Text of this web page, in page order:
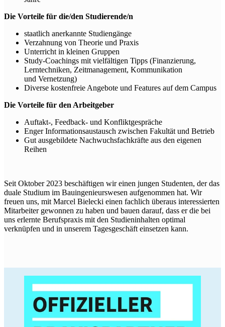
Die Vorteile für die/den Studierende/n
staatlich anerkannte Studiengänge
Verzahnung von Theorie und Praxis
Unterricht in kleinen Gruppen
Study-Coachings mit vielfältigen Tipps (Finanzierung,
Lerntechniken, Zeitmanagement, Kommunikation
und Vernetzung)
Diverse kostenfreie Angebote und Features auf dem Campus
Die Vorteile für den Arbeitgeber
Auftakt-, Feedback- und Konfliktgespräche
Enger Informationsaustausch zwischen Fakultät und Betrieb
Gut ausgebildete Nachwuchsfachkräfte aus den eigenen
Reihen
Seit Oktober 2023 beschäftigen wir einen jungen Studenten, der das
duale Studium im Bauingenieurswesen aufgenommen hat. Wir
freuen uns, mit Marcel Bielecki einen fachlich überaus interessierten
Mitarbeiter gewonnen zu haben und bauen darauf, dass er die bei
uns erlernte Berufspraxis mit den Studieninhalten optimal
verknüpfen und in unserem Tagesgeschäft einsetzen kann.